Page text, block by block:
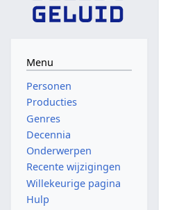
Menu
Personen
Producties
Genres
Decennia
Onderwerpen
Recente wijzigingen
Willekeurige pagina
Hulp